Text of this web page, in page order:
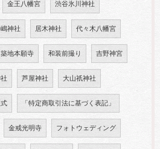
金王八幡宮 渋谷氷川神社
神社 居木神社 代々木八幡宮
築地本願寺 和装前撮り 吉野神宮
芦屋神社 大山祇神社
「特定商取引法に基づく表記」
金戒光明寺 フォトウェディング